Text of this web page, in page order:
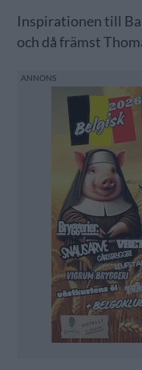
Inspirationen till
och då främst